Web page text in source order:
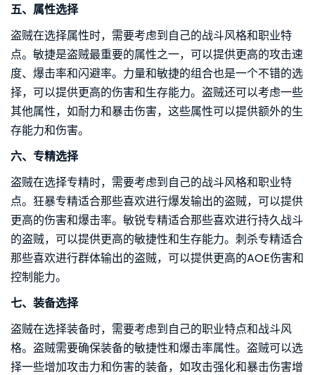
五、属性选择
盗贼在选择属性时，需要考虑到自己的战斗风格和职业特
点。敏捷是盗贼最重要的属性之一，可以提供更高的攻击速
度、爆击率和闪避率。力量和敏捷的组合也是一个不错的选
择，可以提供更高的伤害和生存能力。盗贼还可以考虑一些
其他属性，如耐力和暴击伤害，这些属性可以提供额外的生
存能力和伤害。
六、专精选择
盗贼在选择专精时，需要考虑到自己的战斗风格和职业特
点。狂暴专精适合那些喜欢进行爆发输出的盗贼，可以提供
更高的伤害和爆击率。敏锐专精适合那些喜欢进行持久战斗
的盗贼，可以提供更高的敏捷性和生存能力。刺杀专精适合
那些喜欢进行群体输出的盗贼，可以提供更高的AOE伤害和
控制能力。
七、装备选择
盗贼在选择装备时，需要考虑到自己的职业特点和战斗风
格。盗贼需要确保装备的敏捷性和爆击率属性。盗贼可以选
择一些增加攻击力和伤害的装备，如攻击强化和暴击伤害增